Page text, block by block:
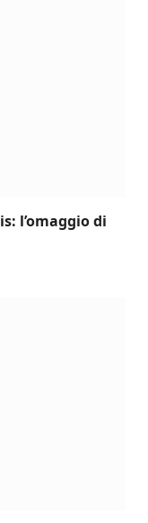
l’omaggio di